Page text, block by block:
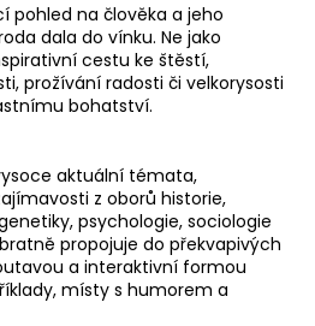
pohled na člověka a jeho
dala do vínku. Ne jako
cestu ke štěstí,
prožívání radosti či velkorysosti
bohatství.
aktuální témata,
z oborů historie,
psychologie, sociologie
propojuje do překvapivých
a interaktivní formou
místy s humorem a